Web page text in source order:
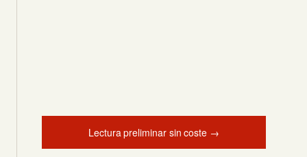
Lectura preliminar sin coste →